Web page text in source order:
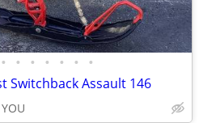
• • • • • • •
Switchback Assault 146